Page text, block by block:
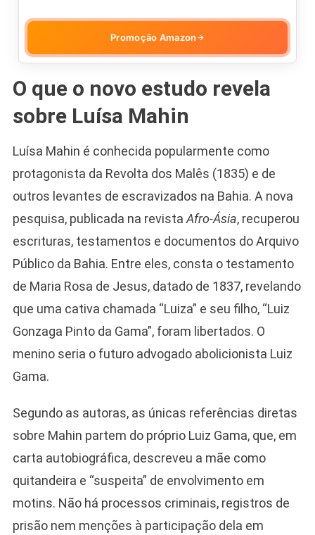
Promoção Amazon →
O que o novo estudo revela
sobre Luísa Mahin
Luísa Mahin é conhecida popularmente como
protagonista da Revolta dos Malês (1835) e de
outros levantes de escravizados na Bahia. A nova
pesquisa, publicada na revista Afro-Ásia, recuperou
escrituras, testamentos e documentos do Arquivo
Público da Bahia. Entre eles, consta o testamento
de Maria Rosa de Jesus, datado de 1837, revelando
que uma cativa chamada “Luiza” e seu filho, “Luiz
Gonzaga Pinto da Gama”, foram libertados. O
menino seria o futuro advogado abolicionista Luiz
Gama.
Segundo as autoras, as únicas referências diretas
sobre Mahin partem do próprio Luiz Gama, que, em
carta autobiográfica, descreveu a mãe como
quitandeira e “suspeita” de envolvimento em
motins. Não há processos criminais, registros de
prisão nem menções à participação dela em